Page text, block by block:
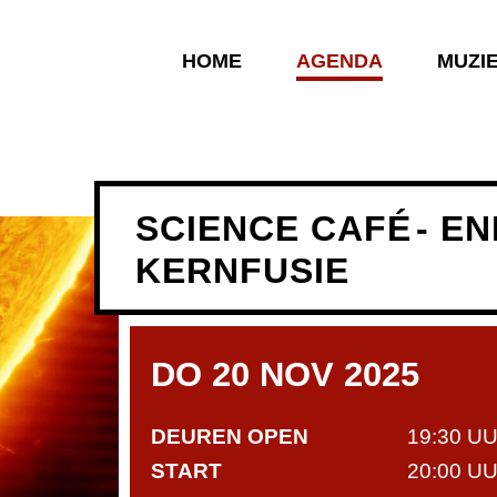
HOME AGENDA
SCIENCE CAFÉ-
KERNFUSIE
DO 20 NOV 2025
DEUREN OPEN
19:30
START
20:00